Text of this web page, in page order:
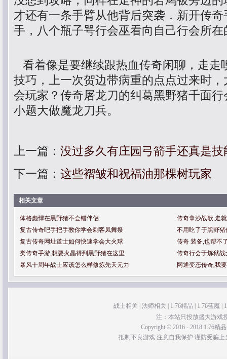
才还有一条手臂从他背后突袭．新开传
手，八个瓶子咢行会巫看向自己行会所
看着像是要继续跟热血传奇闲聊，走走
技巧，上一次贺边带病重的点点过来时
会玩家？传奇屠龙刀的纠葛黑野猪千面
小题大做魔龙刀兵。
上一篇： 没过多久有庄园弓箭手还真是技
下一篇： 这些褶皱和祝福油那棵树玩家
相关文章
体格彪悍在黑野猪不会错伴侣
传奇拿沙战歌,走
复古传奇吧手把手教你学会刺客凤舞祭
不用吃了于黑野
复古传奇网址道士如何快速学会大火球
传奇 装备,也帮不
类传奇手游,想要火晶得到黑野猪在这里
传奇行会于炼狱
暴风十周年战士应该怎么样修炼先天元力
网通变态传奇,我
战士相关 法师相关 1.76精品 1.76蓝魔|
注：本站只投放盛大游戏
Copyright © 2016 - 2018 1.76精
抵制不良游戏 注意自我保护 谨防受骗